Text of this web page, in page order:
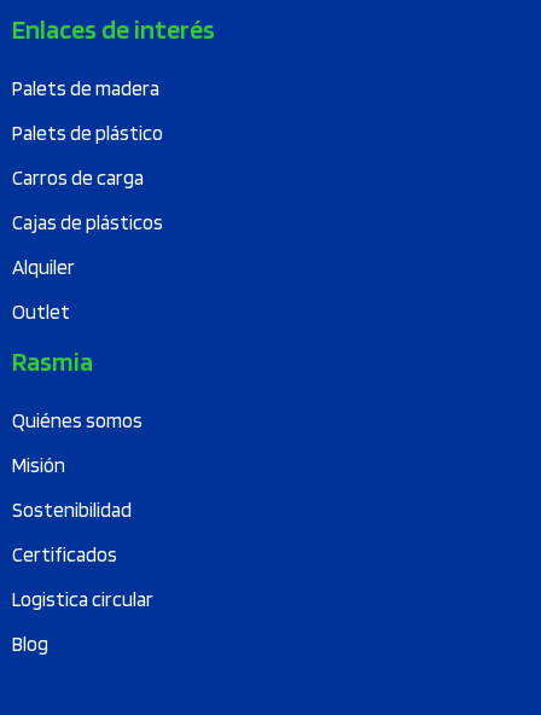
Enlaces de interés
Palets de madera
Palets de plástico
Carros de carga
Cajas de plásticos
Alquiler
Outlet
Rasmia
Quiénes somos
Misión
Sostenibilidad
Certificados
Logistica circular
Blog